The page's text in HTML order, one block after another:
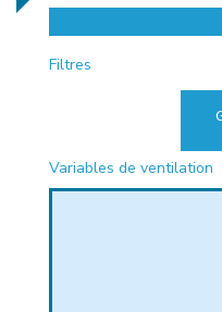
Filtres
Variables de ventilation